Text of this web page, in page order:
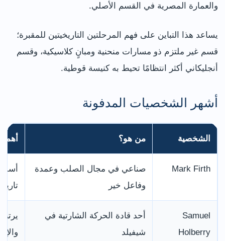
والعمارة المصرية في القسم الأصلي.
يساعد هذا التباين على فهم المرحلتين التاريخيتين للمقبرة؛
قسم غير ملتزم ذو مسارات منحنية ومبانٍ كلاسيكية، وقسم
أنجليكاني أكثر انتظامًا تحيط به كنيسة قوطية.
أشهر الشخصيات المدفونة
الشخصية من هو؟
Mark Firth
صناعي في مجال الصلب وعمدة
وفاعل خير
Samuel
Holberry
أحد قادة الحركة الشارتية في
شيفيلد